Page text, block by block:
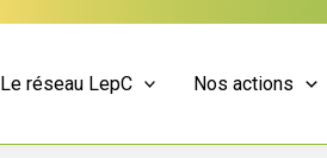
Le réseau LepC
Nos actions